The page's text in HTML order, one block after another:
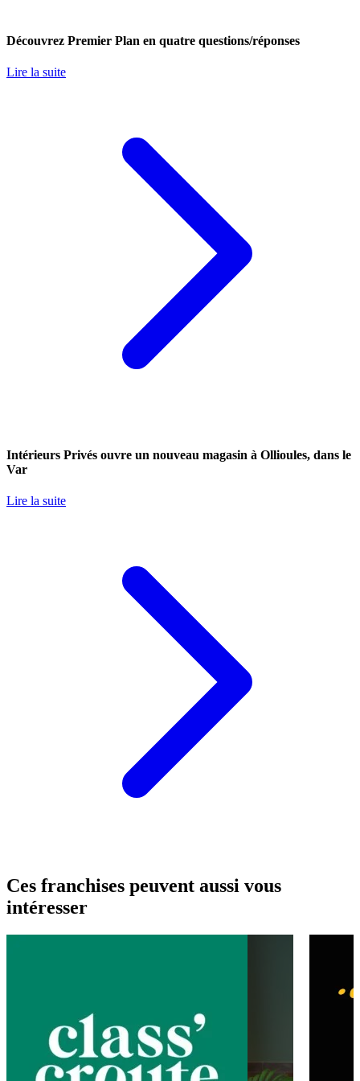
Découvrez Premier Plan en quatre questions/réponses
Lire la suite
Intérieurs Privés ouvre un nouveau magasin à Ollioules, dans le
Var
Lire la suite
Ces franchises peuvent aussi vous
intéresser